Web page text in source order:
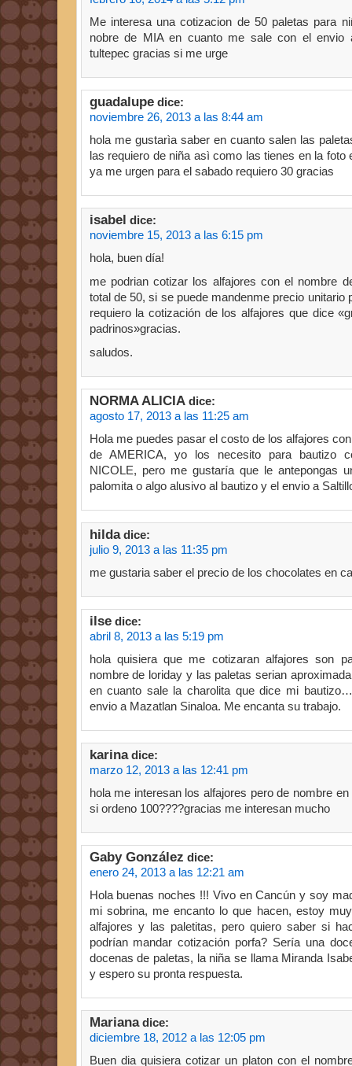
Me interesa una cotizacion de 50 paletas para
nobre de MIA en cuanto me sale con el envio
tultepec gracias si me urge
guadalupe dice:
noviembre 26, 2013 a las 8:44 am
hola me gustarìa saber en cuanto salen las
las requiero de niña asì como las tienes en la foto
ya me urgen para el sabado requiero 30 gracias
isabel dice:
noviembre 15, 2013 a las 6:15 pm
hola, buen día!
me podrian cotizar los alfajores con el nombre
total de 50, si se puede mandenme precio unitario
requiero la cotización de los alfajores que dice
padrinos»gracias.
saludos.
NORMA ALICIA dice:
agosto 17, 2013 a las 11:25 am
Hola me puedes pasar el costo de los alfajores
de AMERICA, yo los necesito para bautizo
NICOLE, pero me gustaría que le antepongas
palomita o algo alusivo al bautizo y el envio a
hilda dice:
julio 9, 2013 a las 11:35 pm
me gustaria saber el precio de los chocolates en
ilse dice:
abril 8, 2013 a las 5:19 pm
hola quisiera que me cotizaran alfajores son
nombre de loriday y las paletas serian
en cuanto sale la charolita que dice mi
envio a Mazatlan Sinaloa. Me encanta su trabajo.
karina dice:
marzo 12, 2013 a las 12:41 pm
hola me interesan los alfajores pero de nombre
si ordeno 100????gracias me interesan mucho
Gaby González dice:
enero 24, 2013 a las 12:21 am
Hola buenas noches !!! Vivo en Cancún y soy
mi sobrina, me encanto lo que hacen, estoy
alfajores y las paletitas, pero quiero saber si
podrían mandar cotización porfa? Sería una
docenas de paletas, la niña se llama Miranda
y espero su pronta respuesta.
Mariana dice:
diciembre 18, 2012 a las 12:05 pm
Buen dia quisiera cotizar un platon con el